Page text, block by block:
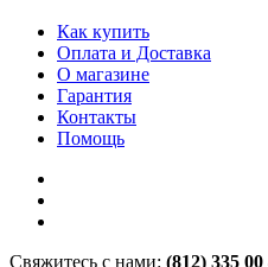
Как купить
Оплата и Доставка
О магазине
Гарантия
Контакты
Помощь
Свяжитесь с нами: (812) 335 00